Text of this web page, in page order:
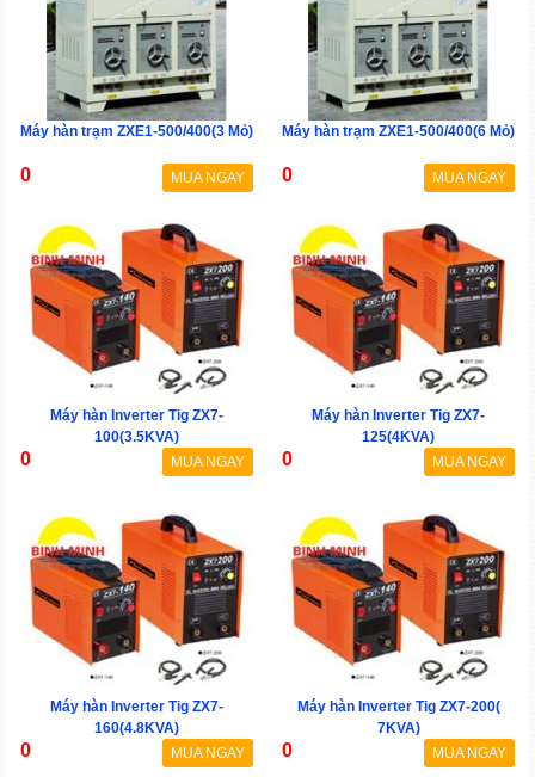
Máy hàn trạm ZXE1-500/400(3 Mỏ)
0 MUA NGAY
Máy hàn trạm ZXE1-500/400(6 Mỏ)
0 MUA NGAY
Máy hàn Inverter Tig ZX7-
100(3.5KVA)
0 MUA NGAY
Máy hàn Inverter Tig ZX7-
125(4KVA)
0 MUA NGAY
Máy hàn Inverter Tig ZX7-
160(4.8KVA)
0 MUA NGAY
Máy hàn Inverter Tig ZX7-200(
7KVA)
0 MUA NGAY